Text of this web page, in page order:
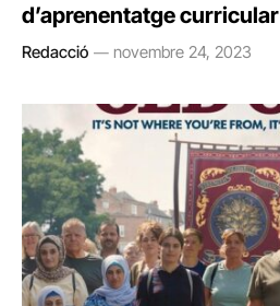
d’aprenentatge curricular
Redacció novembre 24, 2023